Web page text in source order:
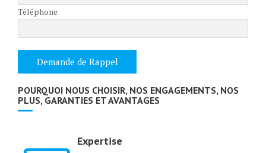
Téléphone
POURQUOI NOUS CHOISIR, NOS ENGAGEMENTS, NOS
PLUS, GARANTIES ET AVANTAGES
Expertise